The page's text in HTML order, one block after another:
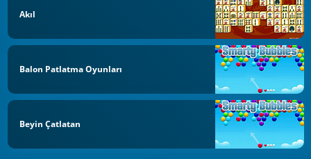
Akıl
Balon Patlatma Oyunları
Beyin Çatlatan